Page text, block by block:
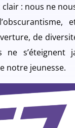
clair : nous ne
de
ne s’éteignent
notre jeunesse.